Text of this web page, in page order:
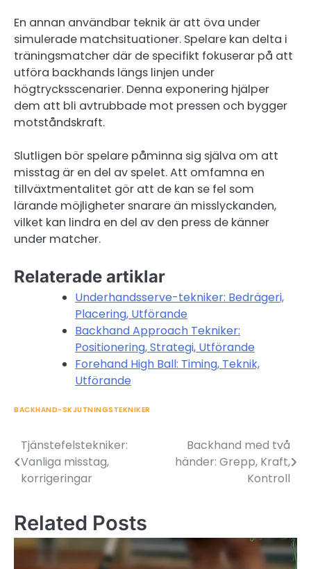
En annan användbar teknik är att öva under
simulerade matchsituationer. Spelare kan delta i
träningsmatcher där de specifikt fokuserar på att
utföra backhands längs linjen under
högtrycksscenarier. Denna exponering hjälper
dem att bli avtrubbade mot pressen och bygger
motståndskraft.
Slutligen bör spelare påminna sig själva om att
misstag är en del av spelet. Att omfamna en
tillväxtmentalitet gör att de kan se fel som
lärande möjligheter snarare än misslyckanden,
vilket kan lindra en del av den press de känner
under matcher.
Relaterade artiklar
Underhandsserve-tekniker: Bedrägeri,
Placering, Utförande
Backhand Approach Tekniker:
Positionering, Strategi, Utförande
Forehand High Ball: Timing, Teknik,
Utförande
BACKHAND-SKJUTNINGSTEKNIKER
Post
navigation
Tjänstefelstekniker:
Vanliga misstag,
korrigeringar
Backhand med två
händer: Grepp, Kraft,
Kontroll
Related Posts